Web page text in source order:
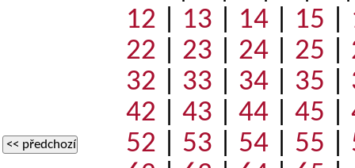
<< předchozí
12
13 14 15
22
23 24 25
32
33 34 35
42
43 44 45
52
53 54 55